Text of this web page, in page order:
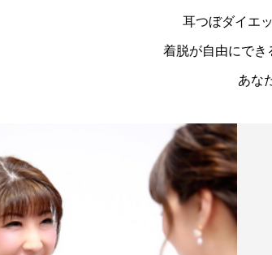
耳つぼダイエ
着脱が自由にでき
あな